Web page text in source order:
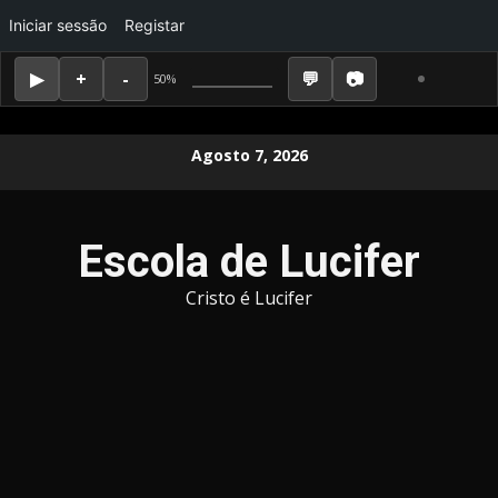
50%
Iniciar sessão Registar
Agosto 7, 2026
Escola de Lucifer
Cristo é Lucifer